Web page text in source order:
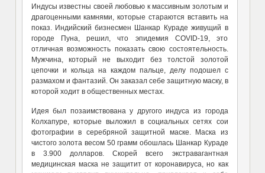
Индусы известны своей любовью к массивным золотым и
драгоценными камнями, которые стараются вставить на
показ. Индийский бизнесмен Шанкар Кураде живущий в
городе Пуна, решил, что эпидемия COVID-19, это
отличная возможность показать свою состоятельность.
Мужчина, который не выходит без толстой золотой
цепочки и кольца на каждом пальце, делу подошел с
размахом и фантазий. Он заказал себе защитную маску, в
которой ходит в общественных местах.
Идея был позаимствована у другого индуса из города
Колхапуре, которые выложил в социальных сетях сои
фотографии в серебряной защитной маске. Маска из
чистого золота весом 50 грамм обошлась Шанкар Кураде
в 3.900 долларов. Скорей всего экстравагантная
медицинская маска не защитит от коронавируса, но как